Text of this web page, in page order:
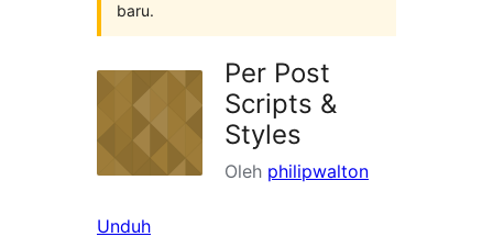
baru.
Per Post
Scripts &
Styles
Oleh philipwalton
Unduh